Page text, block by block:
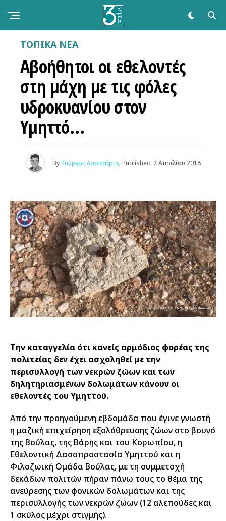
ΤΟΠΙΚΑ ΝΕΑ
Αβοήθητοι οι εθελοντές
στη μάχη με τις φόλες
υδροκυανίου στον
Υμηττό…
By Γιώργος Λαουτάρης Published 2 Απριλίου 2018
Την καταγγελία ότι κανείς αρμόδιος φορέας της
πολιτείας δεν έχει ασχοληθεί με την
περισυλλογή των νεκρών ζώων και των
δηλητηριασμένων δολωμάτων κάνουν οι
εθελοντές του Υμηττού.
Από την προηγούμενη εβδομάδα που έγινε γνωστή
η μαζική επιχείρηση εξολόθρευσης ζώων στο βουνό
της Βούλας, της Βάρης και του Κορωπίου, η
Εθελοντική Δασοπροστασία Υμηττού και η
Φιλοζωική Ομάδα Βούλας, με τη συμμετοχή
δεκάδων πολιτών πήραν πάνω τους το θέμα της
ανεύρεσης των φονικών δολωμάτων και της
περισυλλογής των νεκρών ζώων (12 αλεπούδες και
1 σκύλος μέχρι στιγμής).